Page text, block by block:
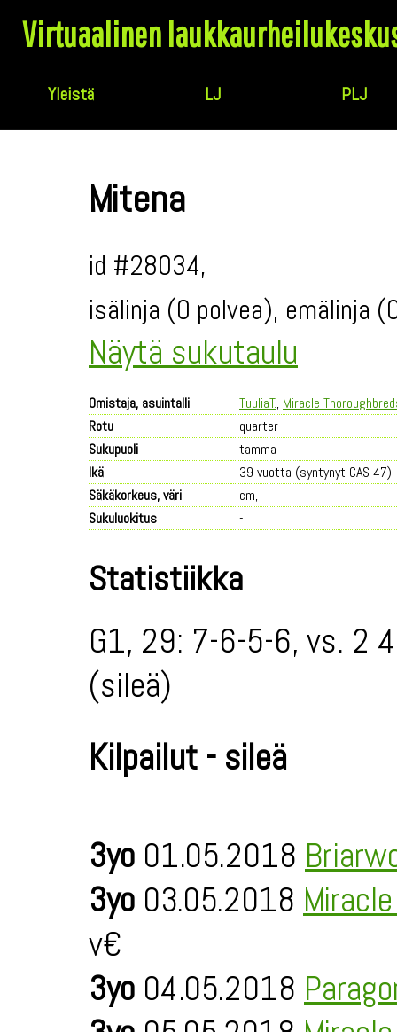
Virtuaalinen
Yleistä LJ PLJ
Mitena
id #28034,
isälinja (0 polvea), emälinja
Näytä sukutaulu
Omistaja, asuintalli TuuliaT., Miracle
Rotu
quarter
Sukupuoli
tamma
Ikä
39 vuotta (syntynyt CAS 47)
Säkäkorkeus, väri
cm,
Sukuluokitus
-
Statistiikka
G1, 29: 7-6-5-6, vs. 2
(sileä)
Kilpailut - sileä
3yo 01.05.2018
3yo 03.05.2018
v€
3yo 04.05.2018